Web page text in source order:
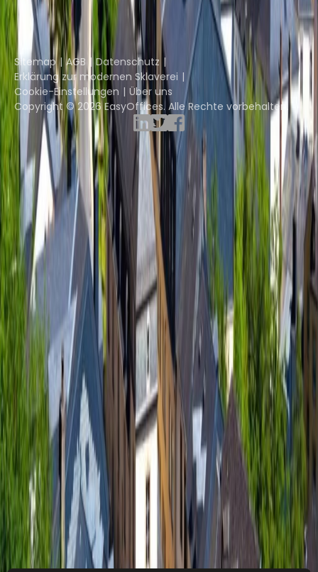
Yta
Teil der
Instant Group
Sitemap AGB
Datenschutz
Erklärung zur modernen Sklaverei
Cookie-Einstellungen
Über uns
Copyright © 2026 EasyOffices. Alle Rechte vorbehalten.